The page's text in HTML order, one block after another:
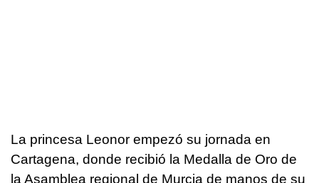
La princesa Leonor empezó su jornada en
Cartagena, donde recibió la Medalla de Oro de
la Asamblea regional de Murcia de manos de su